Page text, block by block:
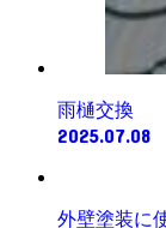
雨樋交換
2025.07.08
外壁塗装に